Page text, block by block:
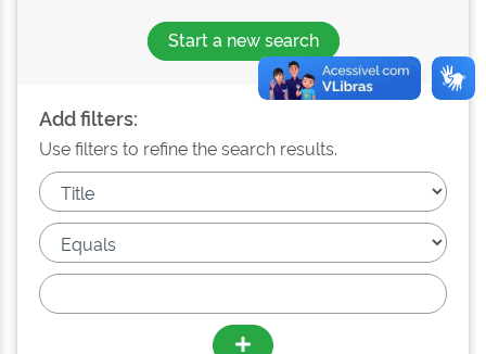
Start a new search
Add filters:
Use filters to refine the search results.